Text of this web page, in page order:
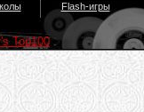
Flash-игры